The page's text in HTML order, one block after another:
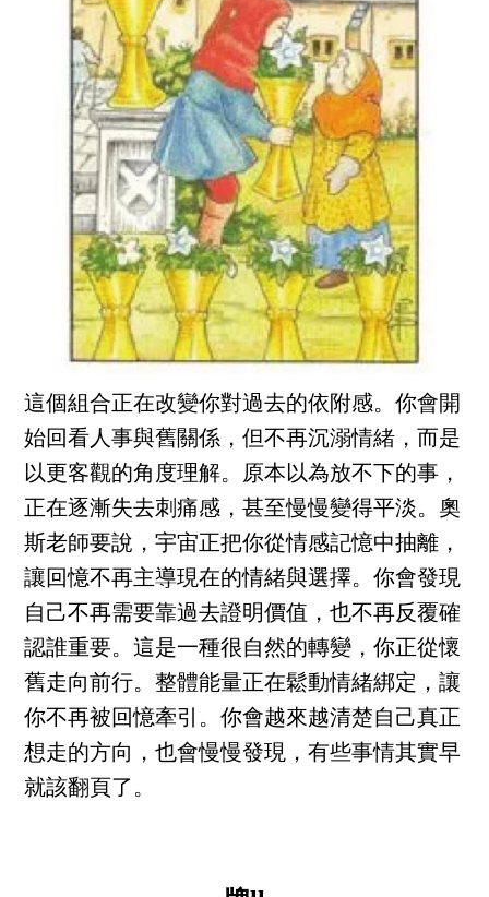
這個組合正在改變你對過去的依附感。你會開
始回看人事與舊關係，但不再沉溺情緒，而是
以更客觀的角度理解。原本以為放不下的事，
正在逐漸失去刺痛感，甚至慢慢變得平淡。奧
斯老師要說，宇宙正把你從情感記憶中抽離，
讓回憶不再主導現在的情緒與選擇。你會發現
自己不再需要靠過去證明價值，也不再反覆確
認誰重要。這是一種很自然的轉變，你正從懷
舊走向前行。整體能量正在鬆動情緒綁定，讓
你不再被回憶牽引。你會越來越清楚自己真正
想走的方向，也會慢慢發現，有些事情其實早
就該翻頁了。